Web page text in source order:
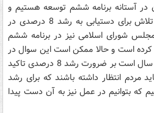
در آستانه برنامه ششم توسعه هستیم و
رهبر معظم انقلاب نیز خواستار تلاش برای دستیابی به رشد 8 درصدی در
شورای اسلامی نیز در برنامه ششم
تصویب کرده است و حالا ممکن است این سوال در
ذهن مردم ایجاد شود که سالیان سال است بر ضرورت رشد 8 درصدی تاکید
مردم انتظار داشته باشند که برای رشد
که بتوانیم در عمل نیز به آن دست پیدا